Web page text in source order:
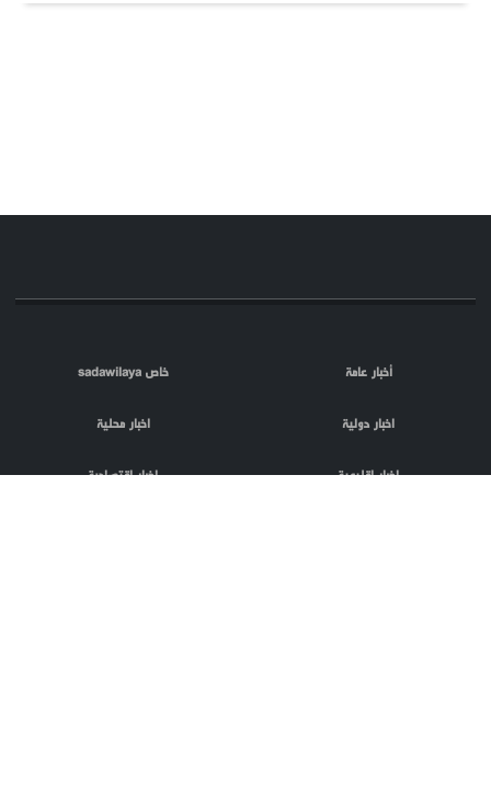
أخبار عامة خاص sadawilaya
اخبار دولية اخبار محلية
اخبار اقليمية اخبار اقتصادية